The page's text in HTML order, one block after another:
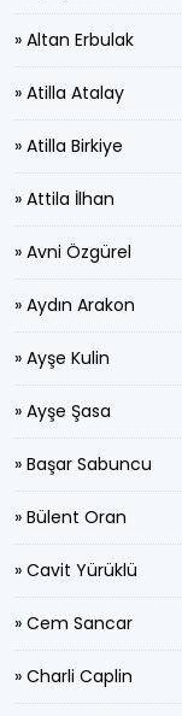
» Altan Erbulak
» Atilla Atalay
» Atilla Birkiye
» Attila İlhan
» Avni Özgürel
» Aydın Arakon
» Ayşe Kulin
» Ayşe Şasa
» Başar Sabuncu
» Bülent Oran
» Cavit Yürüklü
» Cem Sancar
» Charli Caplin